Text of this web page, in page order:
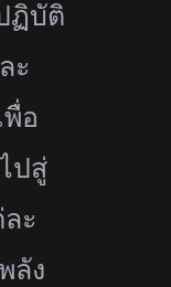
ฏิบัติ
ะ
อ
ปสู่
ะ
ลัง